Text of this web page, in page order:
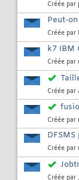
Créée par
Peut-
Créée par
k7 IBM
Créée par
Créée par
Créée par
Créée par
Créée par